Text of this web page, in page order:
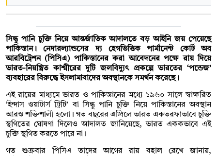
সিন্ধু পানি চুক্তি নিয়ে আন্তর্জাতিক আদালতে বড় আইনি জয় পেয়েছে
পাকিস্তান। নেদারল্যান্ডসের দ্য হেগভিত্তিক পার্মানেন্ট কোর্ট অব
আরবিট্রেশন (পিসিএ) পাকিস্তানের করা আবেদনের পক্ষে রায় দিয়ে
ভারত-নিয়ন্ত্রিত কাশ্মীরের দুটি জলবিদ্যুৎ প্রকল্পে ভারতের ‘পন্ডেজ’
ব্যবহারের বিরুদ্ধে ইসলামাবাদের অবস্থানকে সমর্থন করেছে।
এই রায়ের মাধ্যমে ভারত ও পাকিস্তানের মধ্যে ১৯৬০ সালে স্বাক্ষরিত
‘ইন্দাস ওয়াটার্স ট্রিটি’ বা সিন্ধু পানি চুক্তি নিয়ে পাকিস্তানের অবস্থান
আরও শক্তিশালী হলো। গত বছরের এপ্রিলে ভারত একতরফাভাবে চুক্তি
স্থগিতের ঘোষণা দিলেও আদালত জানিয়েছে, ভারত এককভাবে এই
চুক্তি স্থগিত করতে পারে না।
গত শুক্রবার পিসিএ তাদের আগের রায় বহাল রেখে জানায়,